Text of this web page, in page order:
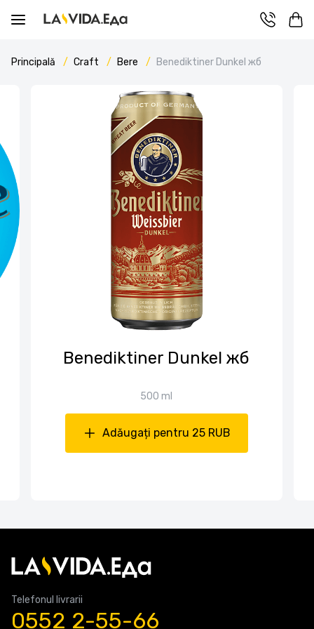
Principală Craft Bere Benediktiner Dunkel жб
Benediktiner Dunkel жб
500 ml
Adăugați pentru 25 RUB
Telefonul livrarii
0552 2-55-66